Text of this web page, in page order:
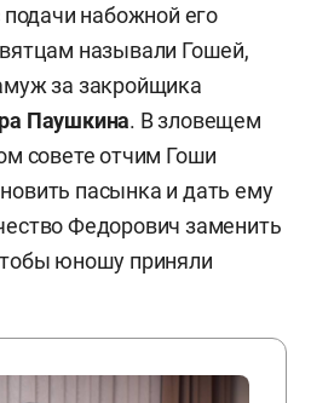
подачи набожной его
называли Гошей,
за закройщика
Паушкина. В зловещем
совете отчим Гоши
пасынка и дать ему
Федорович заменить
юношу приняли